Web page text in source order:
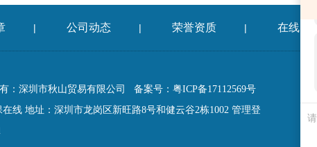
| 公司动态 | 荣誉资质 | 在线留言
：深圳市秋山贸易有限公司 备案号：粤ICP备17112569号
在线 地址：深圳市龙岗区新旺路8号和健云谷2栋1002 管理登